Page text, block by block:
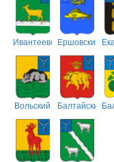
ИвантеевскийЕршовский
Вольский Балтайский